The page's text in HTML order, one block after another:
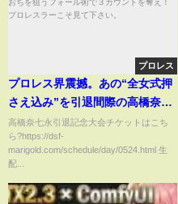
プロレス
プロレス界震撼。あの“全女式押
さえ込み”を引退間際の高橋奈七
永が完全公開！みぞおちを狙う
フォール術で３カウントを奪
え！プロレスラーこそ見て下さ
高橋奈七永引退記念大会チケットはこち
ら?https://dsf-
marigold.com/schedule/day/0524.html 生
配...